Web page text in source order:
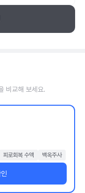
비교해 보세요.
피로회복 수액 백옥주사